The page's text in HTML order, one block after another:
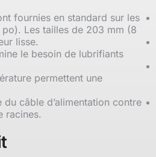
fournies en standard sur les
Les tailles de 203 mm (8
lisse.
le besoin de lubrifiants
permettent une
câble d’alimentation contre
racines.